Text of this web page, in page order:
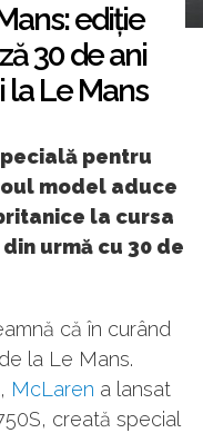
ediție
30 de ani
la Le Mans
pentru
model aduce
la cursa
urmă cu 30 de
că în curând
la Le Mans.
McLaren a lansat
creată special